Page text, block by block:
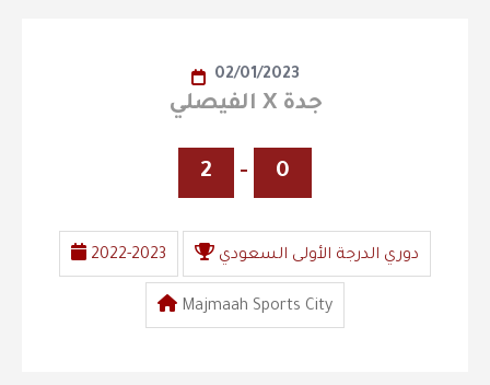
02/01/2023
الفيصلي X جدة
2 - 0
2022-2023 دوري الدرجة الأولى السعودي
Majmaah Sports City